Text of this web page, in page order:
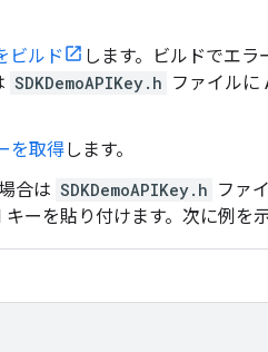
ビルド
します。ビルドでエ
SDKDemoAPIKey.h ファイルに
を取得します。
合は SDKDemoAPIKey.h ファ
ーを貼り付けます。次に例を示